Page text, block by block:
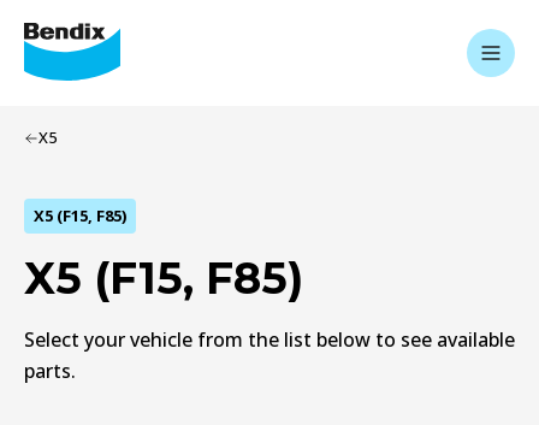
X5
X5 (F15, F85)
X5 (F15, F85)
Select your vehicle from the list below to see available
parts.